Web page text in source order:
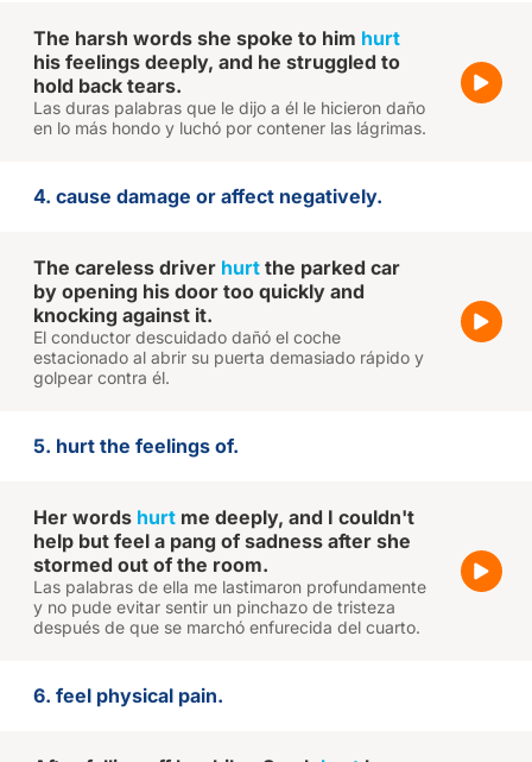
The harsh words she spoke to him hurt
his feelings deeply, and he struggled to
hold back tears.
Las duras palabras que le dijo a él le hicieron daño
en lo más hondo y luchó por contener las lágrimas.
4. cause damage or affect negatively.
The careless driver hurt the parked car
by opening his door too quickly and
knocking against it.
El conductor descuidado dañó el coche
estacionado al abrir su puerta demasiado rápido y
golpear contra él.
5. hurt the feelings of.
Her words hurt me deeply, and I couldn't
help but feel a pang of sadness after she
stormed out of the room.
Las palabras de ella me lastimaron profundamente
y no pude evitar sentir un pinchazo de tristeza
después de que se marchó enfurecida del cuarto.
6. feel physical pain.